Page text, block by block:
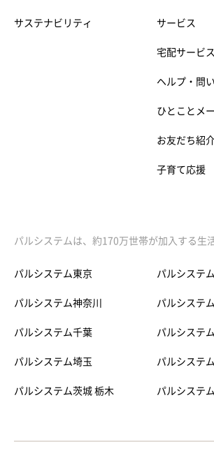
サステナビリティ サービス
宅配サービ
ヘルプ・問
ひとことメ
お友だち紹
子育て応援
パルシステムは、約170万世帯が加入する生
パルシステム東京
パルシステム神奈川
パルシステム千葉
パルシステム埼玉
パルシステム茨城 栃木
パルシステ
パルシステ
パルシステ
パルシステ
パルシステ